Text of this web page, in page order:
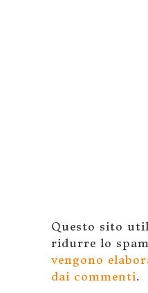
Questo sito
ridurre lo
vengono
dai commenti.